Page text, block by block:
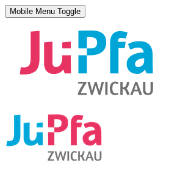
Mobile Menu Toggle